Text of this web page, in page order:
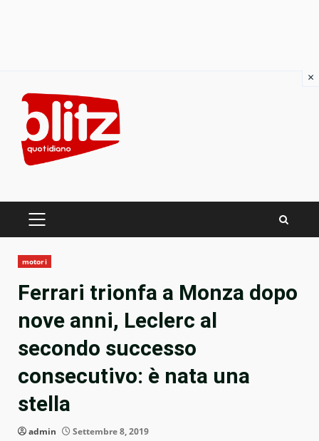
content
PRIMARY
motori
Ferrari trionfa a Monza dopo
nove anni, Leclerc al
secondo successo
consecutivo: è nata una
stella
admin Settembre 8, 2019
×